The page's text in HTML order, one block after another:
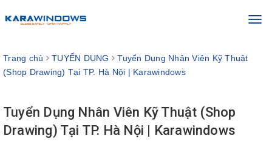
Trang chủ TUYỂN DỤNG
Tuyển Dụng Nhân Viên Kỹ Thuật
(Shop Drawing) Tại TP. Hà Nội | Karawindows
Tuyển Dụng Nhân Viên Kỹ Thuật (Shop
Drawing) Tại TP. Hà Nội | Karawindows